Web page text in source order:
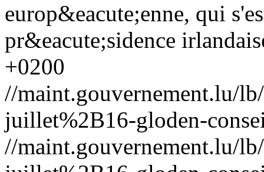
europ&eacute;enne, qui
pr&eacute;sidence
+0200
//maint.gouvernement.lu/
juillet%2B16-gloden-
//maint.gouvernement.lu/